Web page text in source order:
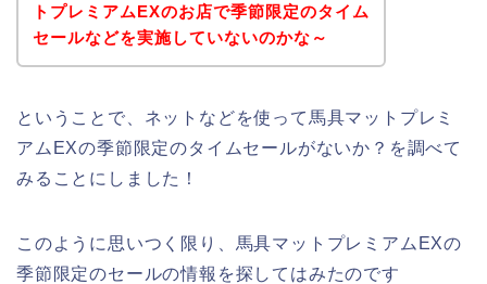
トプレミアムEXのお店で季節限定のタイム
セールなどを実施していないのかな～
ということで、ネットなどを使って馬具マットプレミ
アムEXの季節限定のタイムセールがないか？を調べて
みることにしました！
このように思いつく限り、馬具マットプレミアムEXの
季節限定のセールの情報を探してはみたのです